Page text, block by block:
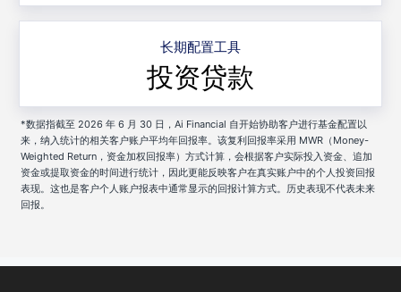
长期配置工具
投资贷款
*数据指截至 2026 年 6 月 30 日，Ai Financial 自开始协助客户进行基金配置以
来，纳入统计的相关客户账户平均年回报率。该复利回报率采用 MWR（Money-
Weighted Return，资金加权回报率）方式计算，会根据客户实际投入资金、追加
资金或提取资金的时间进行统计，因此更能反映客户在真实账户中的个人投资回报
表现。这也是客户个人账户报表中通常显示的回报计算方式。历史表现不代表未来
回报。